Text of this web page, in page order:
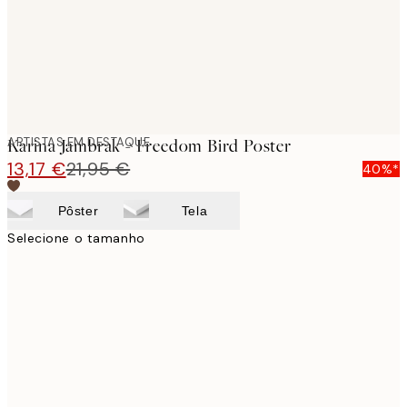
ARTISTAS EM DESTAQUE
Karina Jambrak - Freedom Bird Poster
13,17 €21,95 € 40%*
Pôster Tela
Selecione o tamanho